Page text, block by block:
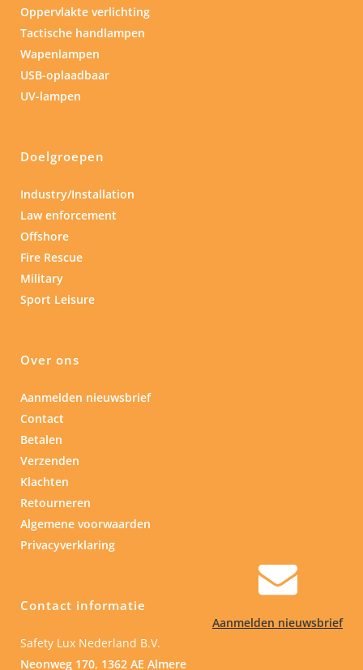
Aanmelden nieuwsbrief
Oppervlakte verlichting
Tactische handlampen
Wapenlampen
USB-oplaadbaar
UV-lampen
Doelgroepen
Industry/Installation
Law enforcement
Offshore
Fire Rescue
Military
Sport Leisure
Over ons
Aanmelden nieuwsbrief
Contact
Betalen
Verzenden
Klachten
Retourneren
Algemene voorwaarden
Privacyverklaring
Contact informatie
Safety Lux Nederland B.V.
Neonweg 170, 1362 AE Almere